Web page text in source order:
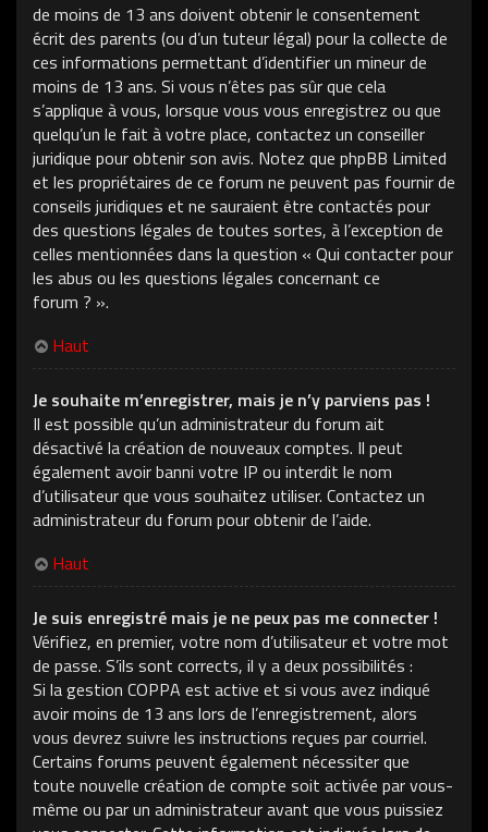
de moins de 13 ans doivent obtenir le consentement
écrit des parents (ou d’un tuteur légal) pour la collecte de
ces informations permettant d’identifier un mineur de
moins de 13 ans. Si vous n’êtes pas sûr que cela
s’applique à vous, lorsque vous vous enregistrez ou que
quelqu’un le fait à votre place, contactez un conseiller
juridique pour obtenir son avis. Notez que phpBB Limited
et les propriétaires de ce forum ne peuvent pas fournir de
conseils juridiques et ne sauraient être contactés pour
des questions légales de toutes sortes, à l’exception de
celles mentionnées dans la question « Qui contacter pour
les abus ou les questions légales concernant ce
forum ? ».
Haut
Je souhaite m’enregistrer, mais je n’y parviens pas !
Il est possible qu’un administrateur du forum ait
désactivé la création de nouveaux comptes. Il peut
également avoir banni votre IP ou interdit le nom
d’utilisateur que vous souhaitez utiliser. Contactez un
administrateur du forum pour obtenir de l’aide.
Haut
Je suis enregistré mais je ne peux pas me connecter !
Vérifiez, en premier, votre nom d’utilisateur et votre mot
de passe. S’ils sont corrects, il y a deux possibilités :
Si la gestion COPPA est active et si vous avez indiqué
avoir moins de 13 ans lors de l’enregistrement, alors
vous devrez suivre les instructions reçues par courriel.
Certains forums peuvent également nécessiter que
toute nouvelle création de compte soit activée par vous-
même ou par un administrateur avant que vous puissiez